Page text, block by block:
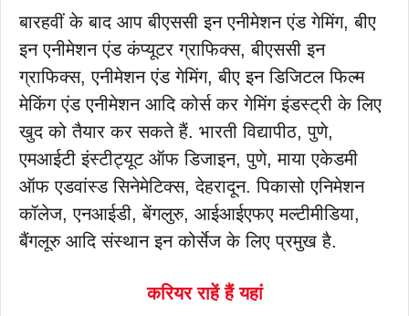
बारहवीं के बाद आप बीएससी इन एनीमेशन एंड गेमिंग, बीए
इन एनीमेशन एंड कंप्यूटर ग्राफिक्स, बीएससी इन
ग्राफिक्स, एनीमेशन एंड गेमिंग, बीए इन डिजिटल फिल्म
मेकिंग एंड एनीमेशन आदि कोर्स कर गेमिंग इंडस्ट्री के लिए
खुद को तैयार कर सकते हैं. भारती विद्यापीठ, पुणे,
एमआईटी इंस्टीट्यूट ऑफ डिजाइन, पुणे, माया एकेडमी
ऑफ एडवांस्ड सिनेमेटिक्स, देहरादून. पिकासो एनिमेशन
कॉलेज, एनआईडी, बेंगलुरु, आईआईएफए मल्टीमीडिया,
बैंगलूरु आदि संस्थान इन कोर्सेज के लिए प्रमुख है.
करियर राहें हैं यहां